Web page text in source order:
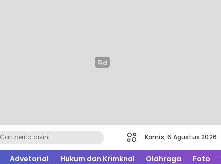
Kamis, 6 Agustus 2026
Advetorial Hukum dan Krimknal Olahraga Foto